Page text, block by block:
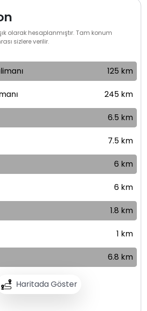
olarak hesaplanmıştır. Tam konum
sizlere verilir.
Haritada Göster
125 km
245 km
6.5 km
7.5 km
6 km
6 km
1.8 km
1 km
6.8 km